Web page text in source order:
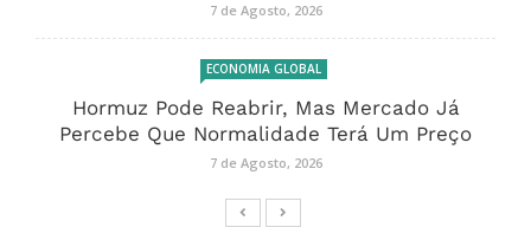
7 de Agosto, 2026
ECONOMIA GLOBAL
Hormuz Pode Reabrir, Mas Mercado Já
Percebe Que Normalidade Terá Um Preço
7 de Agosto, 2026